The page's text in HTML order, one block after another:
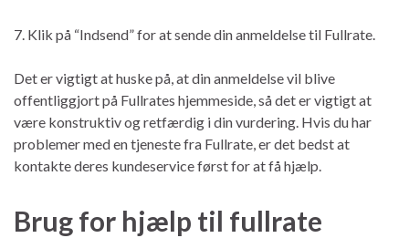
7. Klik på “Indsend” for at sende din anmeldelse til Fullrate.
Det er vigtigt at huske på, at din anmeldelse vil blive
offentliggjort på Fullrates hjemmeside, så det er vigtigt at
være konstruktiv og retfærdig i din vurdering. Hvis du har
problemer med en tjeneste fra Fullrate, er det bedst at
kontakte deres kundeservice først for at få hjælp.
Brug for hjælp til fullrate